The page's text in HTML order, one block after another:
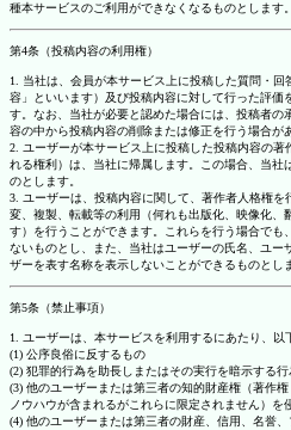
種本サービスのご利用ができなくなるものとします。
第4条（投稿内容の利用権）
1. 当社は、会員が本サービス上に投稿した質問・
容」といいます）及び投稿内容に対して行った評価
す。なお、当社が必要と認めた場合には、投稿者の
容の中から投稿内容の削除または修正を行う場合が
2. ユーザーが本サービス上に投稿した投稿内容の著
れる権利）は、当社に帰属します。この場合、当社
のとします。
3. ユーザーは、投稿内容に関して、著作者人格権
変、複製、転載等の利用（何れも出版化、映像化、
す）を行うことができます。これらを行う場合でも
ないものとし、また、当社はユーザーの氏名、ユー
ザーを表す名称を表示しないことができるものとし
第5条（禁止事項）
1. ユーザーは、本サービスを利用するにあたり、以
(1) 公序良俗に反するもの
(2) 犯罪的行為を助長しまたはその実行を暗示する行
(3) 他のユーザーまたは第三者の知的財産権（著作
ノウハウが含まれるがこれらに限定されません）を
(4) 他のユーザーまたは第三者の財産、信用、名誉